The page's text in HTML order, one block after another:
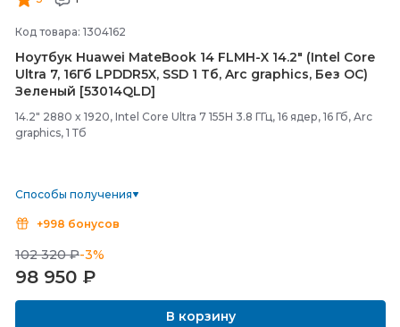
Код товара: 1304162
Ноутбук Huawei MateBook 14 FLMH-X 14.2" (Intel Core
Ultra 7, 16Гб LPDDR5X, SSD 1 Тб, Arc graphics, Без ОС)
Зеленый [53014QLD]
14.2" 2880 x 1920, Intel Core Ultra 7 155H 3.8 ГГц, 16 ядер, 16 Гб, Arc
graphics, 1 Тб
Способы получения
+998 бонусов
102 320 ₽-3%
98 950 ₽
В корзину